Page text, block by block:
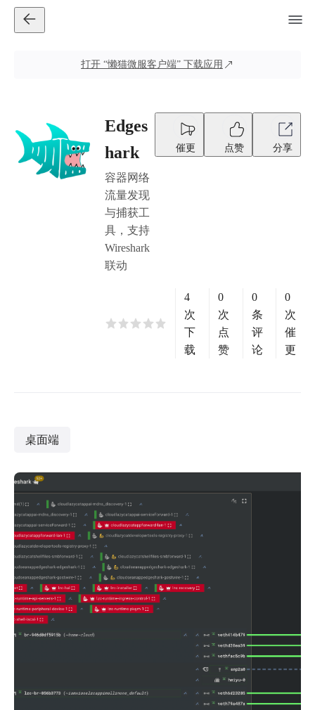
打开 “懒猫微服客户端” 下载应用
Edges
hark
容器网络
流量发现
与捕获工
具，支持
Wireshark
联动
催更 点赞 分享
4
次
下
载
0
次
点
赞
0
条
评
论
0
次
催
更
桌面端